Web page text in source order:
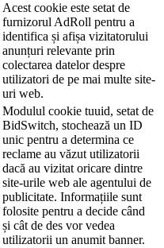
Acest cookie este setat de
furnizorul AdRoll pentru a
identifica și afișa vizitatorului
anunțuri relevante prin
colectarea datelor despre
utilizatori de pe mai multe site-
uri web.
Modulul cookie tuuid, setat de
BidSwitch, stochează un ID
unic pentru a determina ce
reclame au văzut utilizatorii
dacă au vizitat oricare dintre
site-urile web ale agentului de
publicitate. Informațiile sunt
folosite pentru a decide când
și cât de des vor vedea
utilizatorii un anumit banner.